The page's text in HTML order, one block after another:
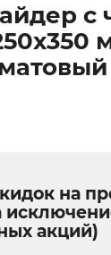
с
на
акций)